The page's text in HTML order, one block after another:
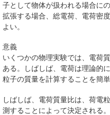
子として物体が扱われる場合に
拡張する場合、総電荷、電荷密
よい。
意義
いくつかの物理実験では、電荷
ある。しばしば、電荷は理論的
粒子の質量を計算することを簡単
しばしば、電荷質量比は、荷電
測することによって決定される。